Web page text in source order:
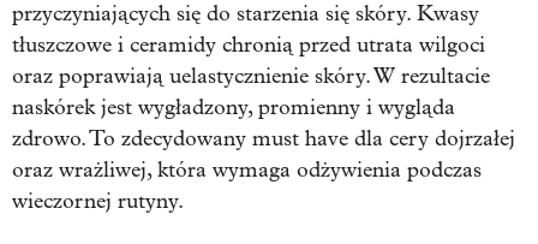
przyczyniających się do starzenia się skóry. Kwasy
tłuszczowe i ceramidy chronią przed utrata wilgoci
oraz poprawiają uelastycznienie skóry. W rezultacie
naskórek jest wygładzony, promienny i wygląda
zdrowo. To zdecydowany must have dla cery dojrzałej
oraz wrażliwej, która wymaga odżywienia podczas
wieczornej rutyny.